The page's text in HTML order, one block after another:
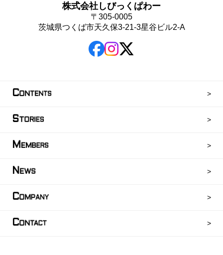
株式会社しびっくぱわー
〒305-0005
茨城県つくば市天久保3-21-3星谷ビル2-A
CONTENTS
STORIES
M EMBERS
N EWS
COMPANY
CONTACT